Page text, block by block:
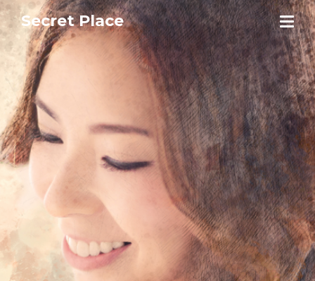
Secret Place
Secret Place 婚禮與攝影服務
Secret Place 位於香港太子，提供私密溫馨的小型證婚場地（
我們專注於婚紗攝影（Prewedding Photography）、婚禮拍攝（
此外，我們設有 Photobooth 即影即有服務（Chicbooth /